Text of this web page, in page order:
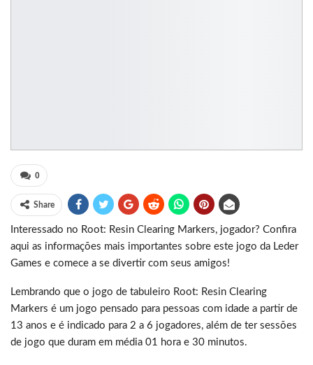
0
Share
Interessado no Root: Resin Clearing Markers, jogador? Confira
aqui as informações mais importantes sobre este jogo da Leder
Games e comece a se divertir com seus amigos!
Lembrando que o jogo de tabuleiro Root: Resin Clearing
Markers é um jogo pensado para pessoas com idade a partir de
13 anos e é indicado para 2 a 6 jogadores, além de ter sessões
de jogo que duram em média 01 hora e 30 minutos.